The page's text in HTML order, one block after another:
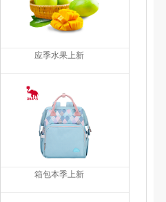
应季水果上新
箱包本季上新